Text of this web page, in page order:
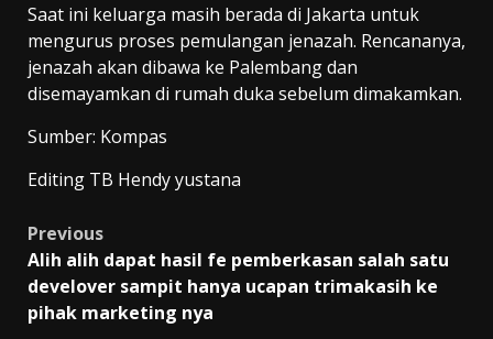
Saat ini keluarga masih berada di Jakarta untuk
mengurus proses pemulangan jenazah. Rencananya,
jenazah akan dibawa ke Palembang dan
disemayamkan di rumah duka sebelum dimakamkan.
Sumber: Kompas
Editing TB Hendy yustana
Post
navigation
Previous
Alih alih dapat hasil fe pemberkasan salah satu
develover sampit hanya ucapan trimakasih ke
pihak marketing nya